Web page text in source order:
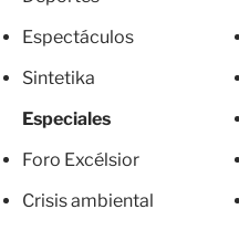
Espectáculos
Sintetika
Especiales
Foro Excélsior
Crisis ambiental